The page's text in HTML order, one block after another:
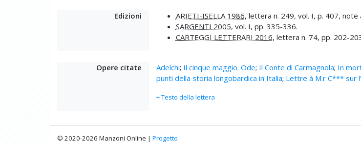
Edizioni ARIETI-ISELLA 1986, lettera n. 249, vol. I, p. 407, note
SARGENTI 2005, vol. I, pp. 335-336.
CARTEGGI LETTERARI 2016, lettera n. 74, pp. 202-
Opere citate Adelchi; Il cinque maggio. Ode; Il Conte di Carmagnola; In
punti della storia longobardica in Italia; Lettre à M.r C*** sur
+ Testo della lettera
© 2020-2026 Manzoni Online | Progetto